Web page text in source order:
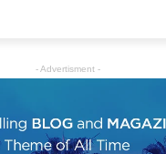
- Advertisment -